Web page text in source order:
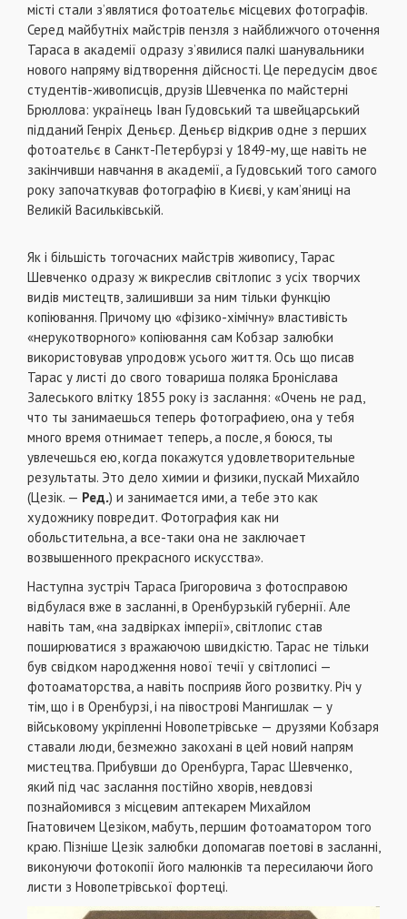
місті стали з’являтися фотоательє місцевих фотографів.
Серед майбутніх майстрів пензля з найближчого оточення
Тараса в академії одразу з’явилися палкі шанувальники
нового напряму відтворення дійсності. Це передусім двоє
студентів-живописців, друзів Шевченка по майстерні
Брюллова: українець Іван Гудовський та швейцарський
підданий Генріх Деньєр. Деньєр відкрив одне з перших
фотоательє в Санкт-Петербурзі у 1849-му, ще навіть не
закінчивши навчання в академії, а Гудовський того самого
року започаткував фотографію в Києві, у кам’яниці на
Великій Васильківській.
Як і більшість тогочасних майстрів живопису, Тарас
Шевченко одразу ж викреслив світлопис з усіх творчих
видів мистецтв, залишивши за ним тільки функцію
копіювання. Причому цю «фізико-хімічну» властивість
«нерукотворного» копіювання сам Кобзар залюбки
використовував упродовж усього життя. Ось що писав
Тарас у листі до свого товариша поляка Броніслава
Залеського влітку 1855 року із заслання: «Очень не рад,
что ты занимаешься теперь фотографиею, она у тебя
много время отнимает теперь, а после, я боюся, ты
увлечешься ею, когда покажутся удовлетворительные
результаты. Это дело химии и физики, пускай Михайло
(Цезік. — Ред.) и занимается ими, а тебе это как
художнику повредит. Фотография как ни
обольстительна, а все-таки она не заключает
возвышенного прекрасного искусства».
Наступна зустріч Тараса Григоровича з фотосправою
відбулася вже в засланні, в Оренбурзькій губернії. Але
навіть там, «на задвірках імперії», світлопис став
поширюватися з вражаючою швидкістю. Тарас не тільки
був свідком народження нової течії у світлописі —
фотоаматорства, а навіть посприяв його розвитку. Річ у
тім, що і в Оренбурзі, і на півострові Мангишлак — у
військовому укріпленні Новопетрівське — друзями Кобзаря
ставали люди, безмежно закохані в цей новий напрям
мистецтва. Прибувши до Оренбурга, Тарас Шевченко,
який під час заслання постійно хворів, невдовзі
познайомився з місцевим аптекарем Михайлом
Гнатовичем Цезіком, мабуть, першим фотоаматором того
краю. Пізніше Цезік залюбки допомагав поетові в засланні,
виконуючи фотокопії його малюнків та пересилаючи його
листи з Новопетрівської фортеці.